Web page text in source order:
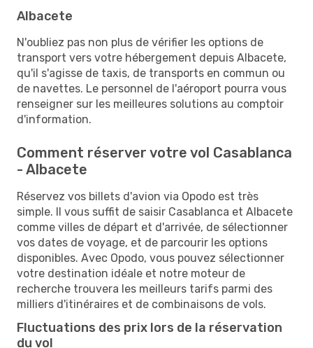
Albacete
N'oubliez pas non plus de vérifier les options de
transport vers votre hébergement depuis Albacete,
qu'il s'agisse de taxis, de transports en commun ou
de navettes. Le personnel de l'aéroport pourra vous
renseigner sur les meilleures solutions au comptoir
d'information.
Comment réserver votre vol Casablanca
- Albacete
Réservez vos billets d'avion via Opodo est très
simple. Il vous suffit de saisir Casablanca et Albacete
comme villes de départ et d'arrivée, de sélectionner
vos dates de voyage, et de parcourir les options
disponibles. Avec Opodo, vous pouvez sélectionner
votre destination idéale et notre moteur de
recherche trouvera les meilleurs tarifs parmi des
milliers d'itinéraires et de combinaisons de vols.
Fluctuations des prix lors de la réservation
du vol